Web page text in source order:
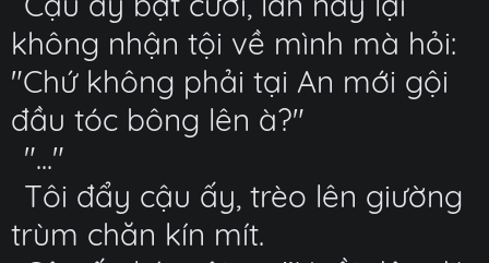
không nhận tội về mình mà hỏi:
"Chứ không phải tại An mới gội
đầu tóc bông lên à?"
"..."
Tôi đẩy cậu ấy, trèo lên giường
trùm chăn kín mít.